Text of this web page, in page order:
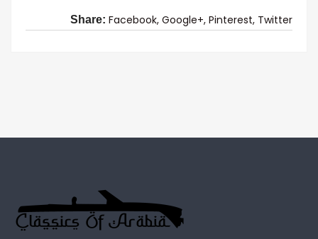
Share: Facebook, Google+, Pinterest, Twitter